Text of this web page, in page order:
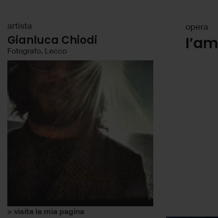
opera
I’am
artista
Gianluca Chiodi
Fotografo, Lecco
> visita la mia pagina